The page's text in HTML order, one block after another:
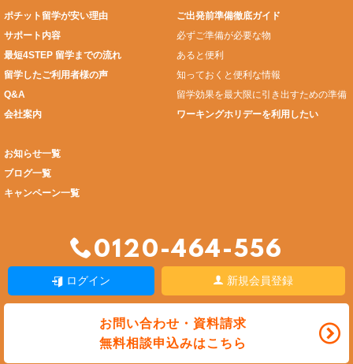
ポチット留学が安い理由
サポート内容
最短4STEP 留学までの流れ
留学したご利用者様の声
Q&A
会社案内
ご出発前準備徹底ガイド
必ずご準備が必要な物
あると便利
知っておくと便利な情報
留学効果を最大限に引き出すための準備
ワーキングホリデーを利用したい
お知らせ一覧
ブログ一覧
キャンペーン一覧
0120-464-556
ログイン 新規会員登録
お問い合わせ・資料請求
無料相談申込みはこちら